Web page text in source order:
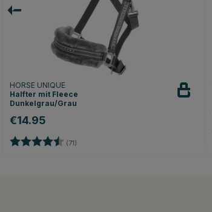
HORSE UNIQUE
Halfter mit Fleece
Dunkelgrau/Grau
€14.95
Bewertung: (71)